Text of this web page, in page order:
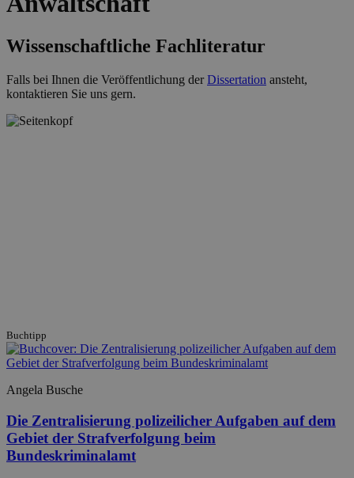
Wissenschaftliche Fachliteratur
Falls bei Ihnen die Veröffentlichung derDissertation ansteht,
kontaktieren Sie uns gern.
Buchtipp
Angela Busche
Die Zentralisierung polizeilicher Aufgaben auf dem
Gebiet der Strafverfolgung beim
Bundeskriminalamt